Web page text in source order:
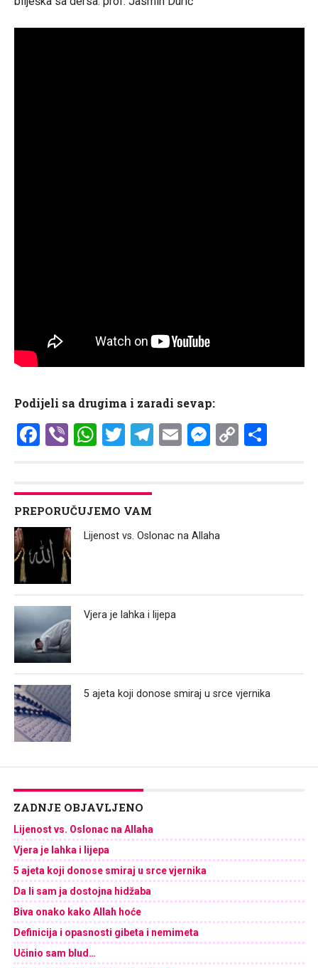
Podijeli sa drugima i zaradi sevap:
Facebook
ViberWhatsApp
Twitter
Telegram
EmailCopy
PREPORUČUJEMO VAM
Lijenost vs. Oslonac na Allaha
Vjera je lahka i lijepa
5 ajeta koji donose smiraj u srce vjernika
ZADNJE OBJAVLJENO
Lijenost vs. Oslonac na Allaha
Vjera je lahka i lijepa
5 ajeta koji donose smiraj u srce vjernika
Da li sam ja dostojna hidžaba
Biva onako kako Allah hoće
Definicija i opasnosti gibeta i nemimeta
Učinio sam blud…